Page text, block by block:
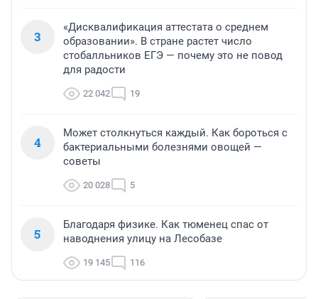
3
«Дисквалификация аттестата о среднем
образовании». В стране растет число
стобалльников ЕГЭ — почему это не повод
для радости
22 042 19
4
Может столкнуться каждый. Как бороться с
бактериальными болезнями овощей —
советы
20 028 5
5
Благодаря физике. Как тюменец спас от
наводнения улицу на Лесобазе
19 145 116